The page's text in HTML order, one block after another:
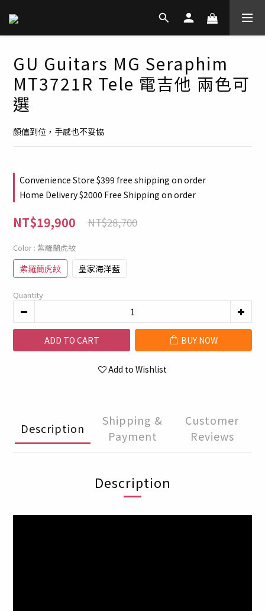
GU Guitars MG Seraphim
MT3721R Tele 電吉他 兩色可
選
顏值到位，手感也不妥協
Convenience Store $399 free shipping on order
Home Delivery $2000 Free Shipping on order
NT$19,900 NT$28,700
Color : 紫羅蘭虎紋
紫羅蘭虎紋 皇家海洋藍
Quantity
ADD TO CART BUY NOW
Add to Wishlist
Description
Shipping &
Payment
Customer
Reviews
Description